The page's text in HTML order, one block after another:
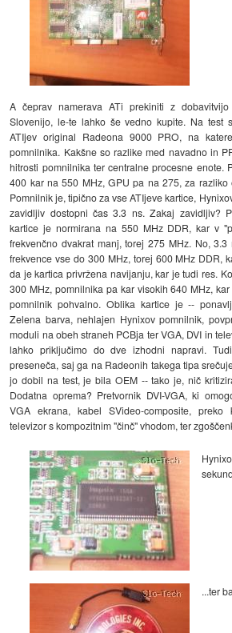
A čeprav namerava ATi prekiniti z
Slovenijo, le-te lahko še vedno kupite. Na test
ATIjev original Radeona 9000 PRO, na
pomnilnika. Kakšne so razlike med navadno in
hitrosti pomnilnika ter centralne procesne enote.
400 kar na 550 MHz, GPU pa na 275, za razliko
Pomnilnik je, tipično za vse ATIjeve kartice,
zavidljiv dostopni čas 3.3 ns. Zakaj zavidljiv?
kartice je normirana na 550 MHz DDR, kar v
frekvenčno dvakrat manj, torej 275 MHz. No,
frekvence vse do 300 MHz, torej 600 MHz DDR,
da je kartica privržena navijanju, kar je tudi res.
300 MHz, pomnilnika pa kar visokih 640 MHz,
pomnilnik pohvalno. Oblika kartice je --
Zelena barva, nehlajen Hynixov pomnilnik,
moduli na obeh straneh PCBja ter VGA, DVI in
lahko priključimo do dve izhodni napravi.
preseneča, saj ga na Radeonih takega tipa
jo dobil na test, je bila OEM -- tako je, nič
Dodatna oprema? Pretvornik DVI-VGA, ki
VGA ekrana, kabel SVideo-composite, preko
televizor s kompozitnim "činč" vhodom, ter
...ter